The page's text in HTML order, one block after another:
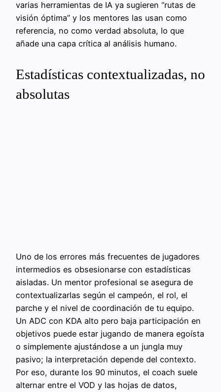
varias herramientas de IA ya sugieren “rutas de
visión óptima” y los mentores las usan como
referencia, no como verdad absoluta, lo que
añade una capa crítica al análisis humano.
Estadísticas contextualizadas, no
absolutas
Uno de los errores más frecuentes de jugadores
intermedios es obsesionarse con estadísticas
aisladas. Un mentor profesional se asegura de
contextualizarlas según el campeón, el rol, el
parche y el nivel de coordinación de tu equipo.
Un ADC con KDA alto pero baja participación en
objetivos puede estar jugando de manera egoísta
o simplemente ajustándose a un jungla muy
pasivo; la interpretación depende del contexto.
Por eso, durante los 90 minutos, el coach suele
alternar entre el VOD y las hojas de datos,